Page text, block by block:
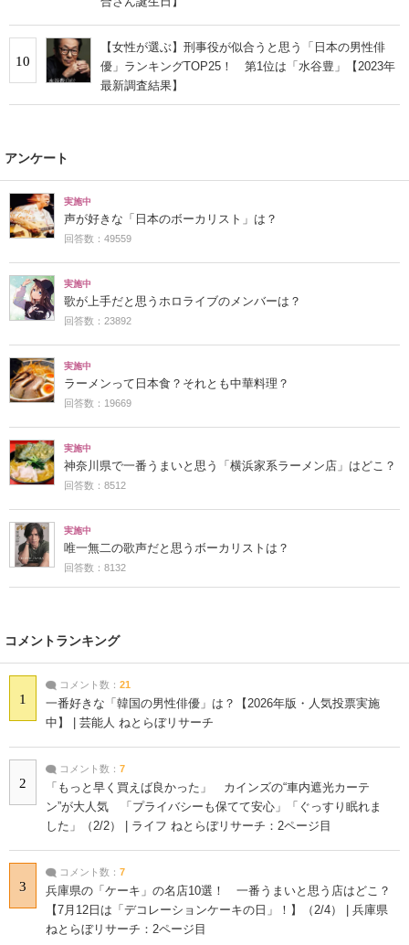
10
【女性が選ぶ】刑事役が似合うと思う「日本の男性俳
優」ランキングTOP25！ 第1位は「水谷豊」【2023年
最新調査結果】
アンケート
実施中
声が好きな「日本のボーカリスト」は？
回答数：49559
実施中
歌が上手だと思うホロライブのメンバーは？
回答数：23892
実施中
ラーメンって日本食？それとも中華料理？
回答数：19669
実施中
神奈川県で一番うまいと思う「横浜家系ラーメン店」はどこ？
回答数：8512
実施中
唯一無二の歌声だと思うボーカリストは？
回答数：8132
コメントランキング
1
コメント数： 21
一番好きな「韓国の男性俳優」は？【2026年版・人気投票実施
中】 | 芸能人 ねとらぼリサーチ
2
コメント数： 7
「もっと早く買えば良かった」 カインズの“車内遮光カーテ
ン”が大人気 「プライバシーも保てて安心」「ぐっすり眠れま
した」（2/2） | ライフ ねとらぼリサーチ：2ページ目
3
コメント数： 7
兵庫県の「ケーキ」の名店10選！ 一番うまいと思う店はどこ？
【7月12日は「デコレーションケーキの日」！】（2/4） | 兵庫県
ねとらぼリサーチ：2ページ目